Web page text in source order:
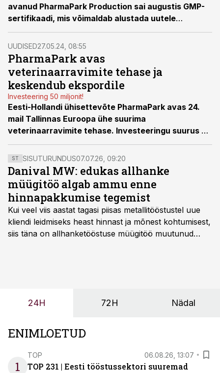
avanud PharmaPark Production sai augustis GMP-
sertifikaadi, mis võimaldab alustada uutele
farmaatsiatööstuse nõuetele vastava tootmisega.
UUDISED27.05.24, 08:55
PharmaPark avas
veterinaarravimite tehase ja
keskendub ekspordile
Investeering 50 miljonit!
Eesti-Hollandi ühisettevõte PharmaPark avas 24.
mail Tallinnas Euroopa ühe suurima
veterinaarravimite tehase. Investeeringu suurus on
50 miljonit eurot ning lõviosa toodangust hakkab
minema ekspordiks.
ST SISUTURUNDUS07.07.26, 09:20
Danival MW: edukas allhanke
müügitöö algab ammu enne
hinnapakkumise tegemist
Kui veel viis aastat tagasi piisas metallitööstustel uue
kliendi leidmiseks heast hinnast ja mõnest kohtumisest,
siis täna on allhanketööstuse müügitöö muutunud
24H 72H Nädal
ENIMLOETUD
1
TOP 06.08.26, 13:07
TOP 231 | Eesti tööstussektori suuremad